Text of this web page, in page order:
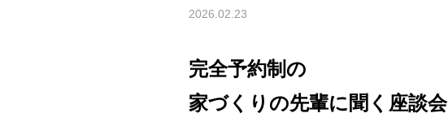
2026.02.23
完全予約制の
家づくりの先輩に聞く座談会